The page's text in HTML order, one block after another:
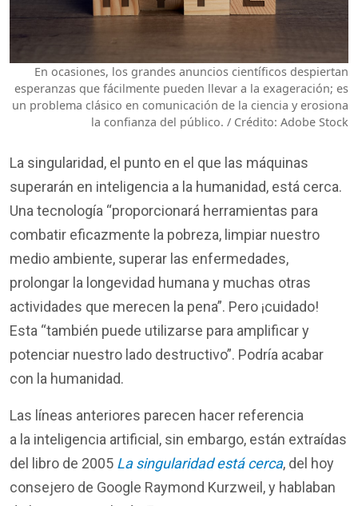
En ocasiones, los grandes anuncios científicos despiertan
esperanzas que fácilmente pueden llevar a la exageración; es
un problema clásico en comunicación de la ciencia y erosiona
la confianza del público. / Crédito: Adobe Stock
La singularidad, el punto en el que las máquinas
superarán en inteligencia a la humanidad, está cerca.
Una tecnología “proporcionará herramientas para
combatir eficazmente la pobreza, limpiar nuestro
medio ambiente, superar las enfermedades,
prolongar la longevidad humana y muchas otras
actividades que merecen la pena”. Pero ¡cuidado!
Esta “también puede utilizarse para amplificar y
potenciar nuestro lado destructivo”. Podría acabar
con la humanidad.
Las líneas anteriores parecen hacer referencia
a la inteligencia artificial, sin embargo, están extraídas
del libro de 2005 La singularidad está cerca, del hoy
consejero de Google Raymond Kurzweil, y hablaban